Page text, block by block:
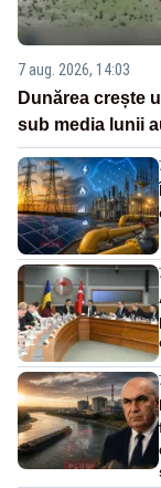
7 aug. 2026, 14:03
Dunărea crește
sub media lunii